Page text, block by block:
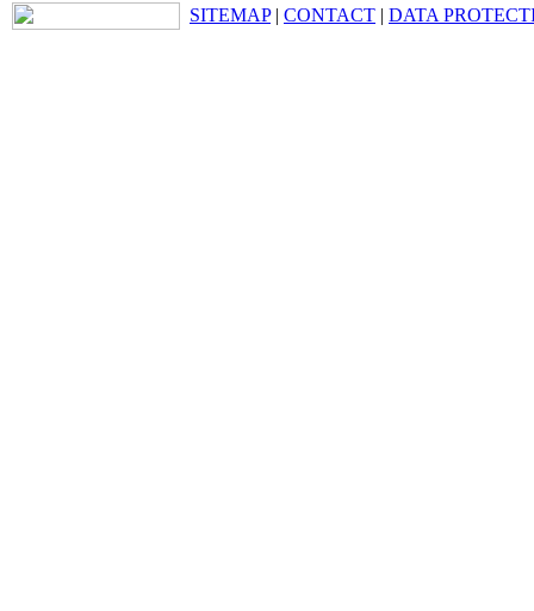
SITEMAP| CONTACT | DATA